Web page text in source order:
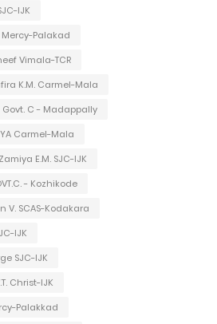
IJK
Mercy-Palakad
Vimala-TCR
K.M. Carmel-Mala
Govt. C - Madappally
Carmel-Mala
E.M. SJC-IJK
- Kozhikode
V. SCAS-Kodakara
IJK
SJC-IJK
Christ-IJK
Palakkad